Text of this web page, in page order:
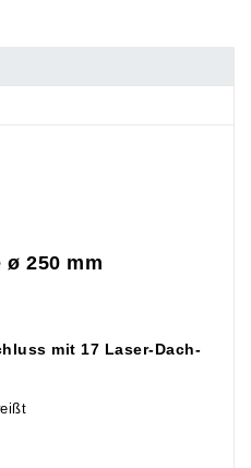
ø 250 mm
mit 17 Laser-Dach-